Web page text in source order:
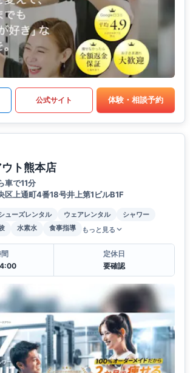
公式サイト 体験・相談予約
ト熊本店
車で11分
区上通町4番18号井上第1ビルB1F
ューズレンタル ウェアレンタル
シャワー
水素水 食事指導 もっと見る
定休日
要確認